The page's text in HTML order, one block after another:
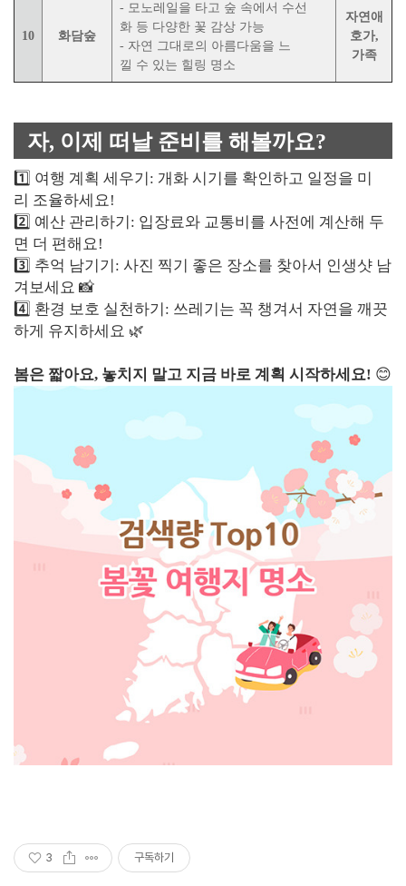
10 화담숲
- 모노레일을 타고 숲 속에서 수선
화 등 다양한 꽃 감상 가능
- 자연 그대로의 아름다움을 느
낄 수 있는 힐링 명소
자연애
호가,
가족
자, 이제 떠날 준비를 해볼까요?
1️⃣ 여행 계획 세우기: 개화 시기를 확인하고 일정을 미
리 조율하세요!
2️⃣ 예산 관리하기: 입장료와 교통비를 사전에 계산해 두
면 더 편해요!
3️⃣ 추억 남기기: 사진 찍기 좋은 장소를 찾아서 인생샷 남
겨보세요 📸
4️⃣ 환경 보호 실천하기: 쓰레기는 꼭 챙겨서 자연을 깨끗
하게 유지하세요 🌿
봄은 짧아요, 놓치지 말고 지금 바로 계획 시작하세요! 😊
3 구독하기